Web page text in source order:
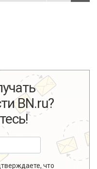
BN.ru?
что